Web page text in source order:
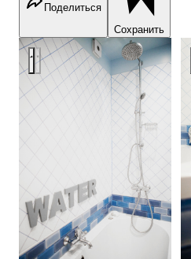
Поделиться
Сохранить
Letters, robots and frogs